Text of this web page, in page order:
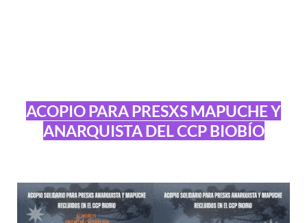
ACOPIO PARA PRESXS MAPUCHE Y
ANARQUISTA DEL CCP BIOBÍO